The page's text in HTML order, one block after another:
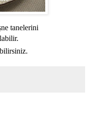
tanelerini